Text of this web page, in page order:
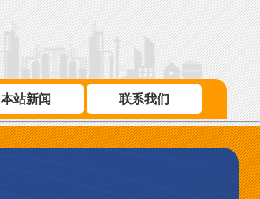
本站新闻 联系我们